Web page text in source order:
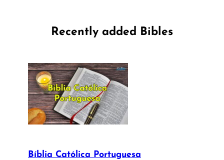
Recently added Bibles
Bíblia Católica Portuguesa